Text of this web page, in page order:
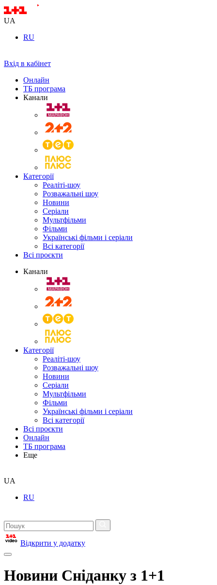
UA
RU
Вхід в кабінет
Онлайн
ТБ програма
Канали
Категорії
Реаліті-шоу
Розважальні шоу
Новини
Серіали
Мультфільми
Фільми
Українські фільми і серіали
Всі категорії
Всі проєкти
Канали
Категорії
Реаліті-шоу
Розважальні шоу
Новини
Серіали
Мультфільми
Фільми
Українські фільми і серіали
Всі категорії
Всі проєкти
Онлайн
ТБ програма
Еще
UA
RU
Відкрити у додатку
Новини Сніданку з 1+1